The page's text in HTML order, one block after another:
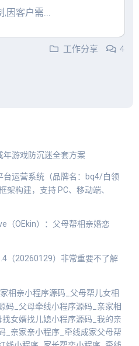
,因客户需...
工作分享
4
年游戏防沉迷全套方案
台运营系统（品牌名：bq4/白领
架构建，支持 PC、移动端、
（OEkin）：父母帮相亲婚恋
（20260129）非常重要不了解
相亲小程序源码_父母帮儿女相
码_父母牵线小程序源码_亲家相
女婿找儿媳小程序源码_我的亲
_亲家亲小程序_牵线成家父母帮